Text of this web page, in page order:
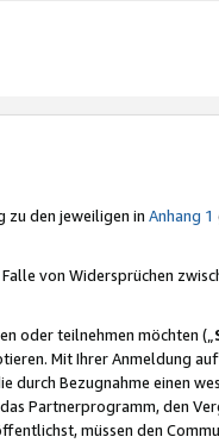
zu den jeweiligen in Anhang 1
Falle von Widersprüchen
oder teilnehmen möchten („
Mit Ihrer Anmeldung
durch Bezugnahme einen
Partnerprogramm, den
müssen den